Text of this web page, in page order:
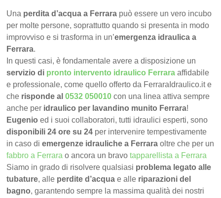
Una perdita d’acqua a Ferrara può essere un vero incubo
per molte persone, soprattutto quando si presenta in modo
improvviso e si trasforma in un’emergenza idraulica a
Ferrara.
In questi casi, è fondamentale avere a disposizione un
servizio di pronto intervento idraulico Ferrara affidabile
e professionale, come quello offerto da FerraraIdraulico.it e
che risponde al0532 050010 con una linea attiva sempre
anche per idraulico per lavandino munito Ferrara!
Eugenio ed i suoi collaboratori, tutti idraulici esperti, sono
disponibili 24 ore su 24 per intervenire tempestivamente
in caso diemergenze idrauliche a Ferraraoltre che per un
fabbro a Ferrara o ancora un bravotapparellista a Ferrara
Siamo in grado di risolvere qualsiasi problema legato alle
tubature, alle perdite d’acqua e alle riparazioni del
bagno, garantendo sempre la massima qualità dei nostri